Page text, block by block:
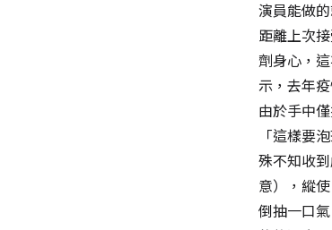
演員能做
距離上次
劑身心，
示，去年
由於手中
「這樣要
殊不知收
意），縱
倒抽一口